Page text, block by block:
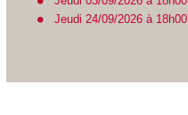
Jeudi 24/09/2026 à 18h00